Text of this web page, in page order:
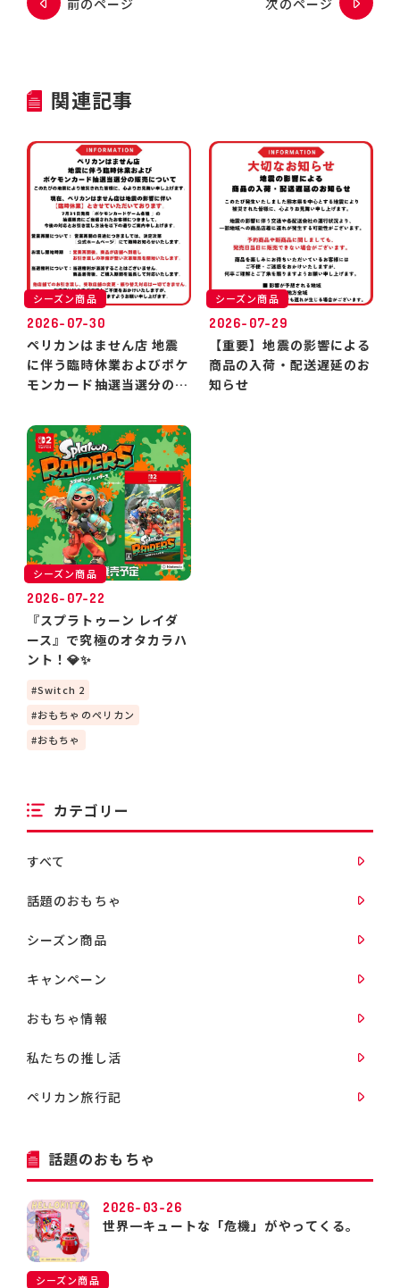
関連記事
シーズン商品
2026-07-30
ペリカンはません店 地震
に伴う臨時休業およびポケ
モンカード抽選当選分のお
シーズン商品
2026-07-29
【重要】地震の影響による
商品の入荷・配送遅延のお
知らせ
シーズン商品
2026-07-22
『スプラトゥーン レイダ
ース』で究極のオタカラハ
ント！💎✨
Switch 2
おもちゃのペリカン
おもちゃ
カテゴリー
すべて
話題のおもちゃ
シーズン商品
キャンペーン
おもちゃ情報
私たちの推し活
ペリカン旅行記
話題のおもちゃ
2026-03-26
世界一キュートな「危機」がやってくる。
シーズン商品